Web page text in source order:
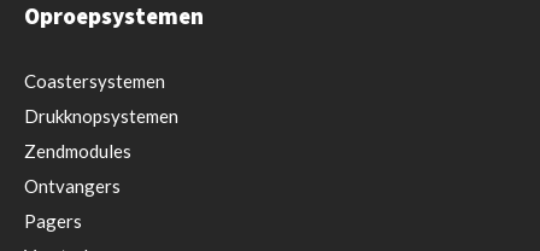
Oproepsystemen
Coastersystemen
Drukknopsystemen
Zendmodules
Ontvangers
Pagers